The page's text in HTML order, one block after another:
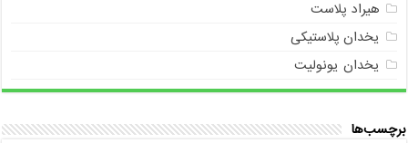
هیراد پلاست
یخدان پلاستیکی
یخدان یونولیت
برچسب‌ها